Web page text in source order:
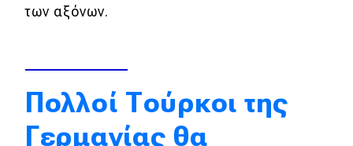
Formula 1
WRC
Motorsport
των αξόνων.
Πολλοί Τούρκοι της
Γερμανίας θα